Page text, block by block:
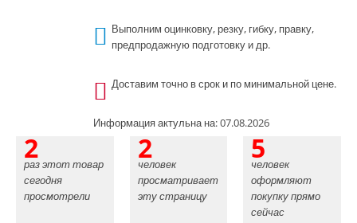
Выполним оцинковку, резку, гибку, правку,
предпродажную подготовку и др.
Доставим точно в срок и по минимальной цене.
Информация актульна на: 07.08.2026
2
раз этот товар
сегодня
просмотрели
2
человек
просматривает
эту страницу
5
человек
оформляют
покупку прямо
сейчас